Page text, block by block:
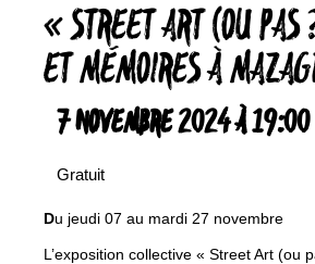
« STREET ART (OU
ET MÉMOIRES À
7 NOVEMBRE 2024 À 19:00
Gratuit
Du jeudi 07 au mardi 27 novembre
L’exposition collective « Street Art (ou